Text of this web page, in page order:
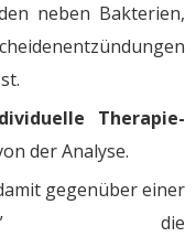
neben Bakterien,
Therapie-
der Analyse.
gegenüber einer
die